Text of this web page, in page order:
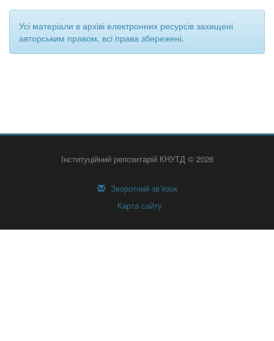
Усі матеріали в архіві електронних ресурсів захищені
авторським правом, всі права збережені.
Інституційний репозитарій КНУТД © 2026
Зворотний зв’язок
Карта сайту